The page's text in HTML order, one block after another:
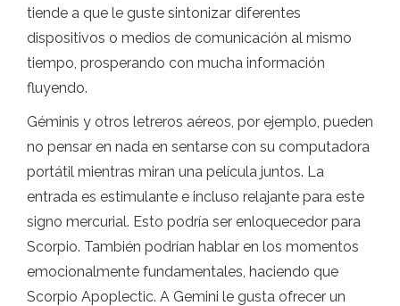
tiende a que le guste sintonizar diferentes
dispositivos o medios de comunicación al mismo
tiempo, prosperando con mucha información
fluyendo.
Géminis y otros letreros aéreos, por ejemplo, pueden
no pensar en nada en sentarse con su computadora
portátil mientras miran una película juntos. La
entrada es estimulante e incluso relajante para este
signo mercurial. Esto podría ser enloquecedor para
Scorpio. También podrían hablar en los momentos
emocionalmente fundamentales, haciendo que
Scorpio Apoplectic. A Gemini le gusta ofrecer un